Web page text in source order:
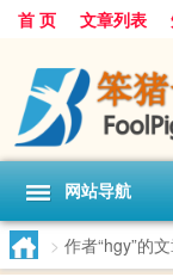
首 页 文章列表
网站导航
> 作者“hgy”的